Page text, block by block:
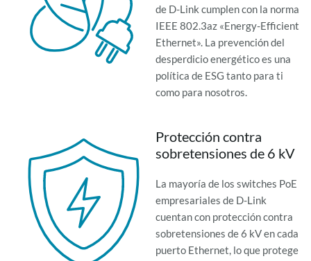
de D-Link cumplen con la norma
IEEE 802.3az «Energy-Efficient
Ethernet». La prevención del
desperdicio energético es una
política de ESG tanto para ti
como para nosotros.
Protección contra
sobretensiones de 6 kV
La mayoría de los switches PoE
empresariales de D-Link
cuentan con protección contra
sobretensiones de 6 kV en cada
puerto Ethernet, lo que protege